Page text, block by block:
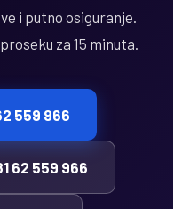
i putno osiguranje.
za 15 minuta.
559 966
62 559 966